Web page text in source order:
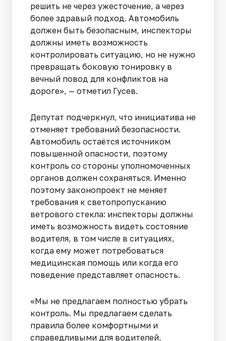
решить не через ужесточение, а через
более здравый подход. Автомобиль
должен быть безопасным, инспекторы
должны иметь возможность
контролировать ситуацию, но не нужно
превращать боковую тонировку в
вечный повод для конфликтов на
дороге», — отметил Гусев.
Депутат подчеркнул, что инициатива не
отменяет требований безопасности.
Автомобиль остаётся источником
повышенной опасности, поэтому
контроль со стороны уполномоченных
органов должен сохраняться. Именно
поэтому законопроект не меняет
требования к светопропусканию
ветрового стекла: инспекторы должны
иметь возможность видеть состояние
водителя, в том числе в ситуациях,
когда ему может потребоваться
медицинская помощь или когда его
поведение представляет опасность.
«Мы не предлагаем полностью убрать
контроль. Мы предлагаем сделать
правила более комфортными и
справедливыми для водителей,